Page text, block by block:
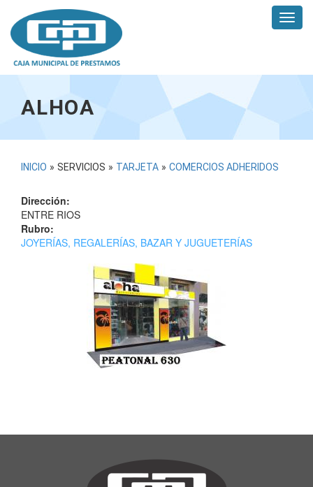
contenido
principal
ALHOA
USTED
AQUÍ
INICIO » SERVICIOS » TARJETA » COMERCIOS ADHERIDOS
Dirección:
ENTRE RIOS
Rubro:
JOYERÍAS, REGALERÍAS, BAZAR Y JUGUETERÍAS